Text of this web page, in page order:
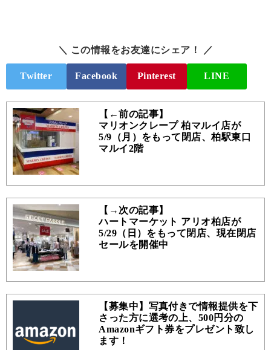
＼ この情報をお友達にシェア！ ／
Twitter Facebook Pinterest LINE
【←前の記事】
マリオンクレープ 柏マルイ店が
5/9（月）をもって閉店、柏駅東口
マルイ2階
【→次の記事】
ハートマーケット アリオ柏店が
5/29（日）をもって閉店、現在閉店
セールを開催中
【募集中】写真付きで情報提供を下
さった方に選考の上、500円分の
Amazonギフト券をプレゼント致し
ます！